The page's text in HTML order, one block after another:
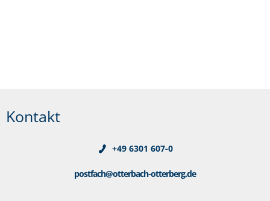
Kontakt
+49 6301 607-0
postfach@otterbach-otterberg.de